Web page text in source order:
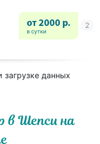
от 2000 р.
в сутки
данных
в Шепси на